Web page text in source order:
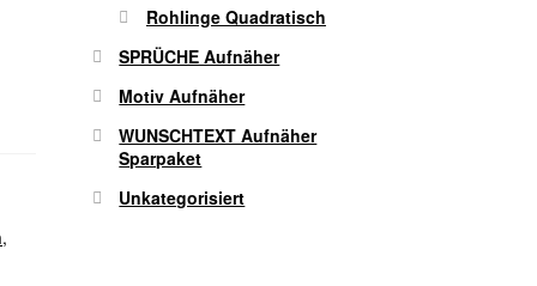
,
Rohlinge Quadratisch
SPRÜCHE Aufnäher
Motiv Aufnäher
WUNSCHTEXT Aufnäher
Sparpaket
Unkategorisiert